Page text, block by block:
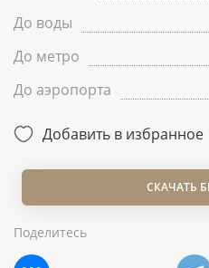
До воды
До метро
До аэропорта
Добавить в избранное
СКАЧАТЬ
Поделитесь